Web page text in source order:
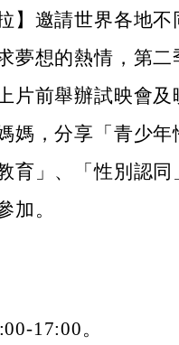
】邀請世界各地不
夢想的熱情，第二
片前舉辦試映會及
媽，分享「青少年
育」、「性別認同
加。
17:00。